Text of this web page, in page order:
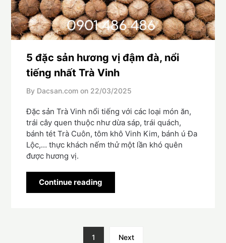
5 đặc sản hương vị đậm đà, nổi
tiếng nhất Trà Vinh
By Dacsan.com on 22/03/2025
Đặc sản Trà Vinh nổi tiếng với các loại món ăn,
trái cây quen thuộc như dừa sáp, trái quách,
bánh tét Trà Cuôn, tôm khô Vinh Kim, bánh ú Đa
Lộc,… thực khách nếm thử một lần khó quên
được hương vị.
Continue reading
1 Next